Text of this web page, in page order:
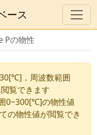
ース
Pの物性
，周波数範囲
覧できます
0~300[℃]の物性値
の物性値が閲覧でき